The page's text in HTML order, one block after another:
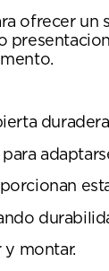
ofrecer
montar.